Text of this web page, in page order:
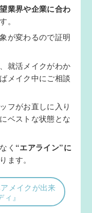
業界や企業に合わ
。
が変わるので証明
就活メイクがわか
メイク中にご相談
フがお直しに入り
ベストな状態とな
く “エアライン”に
ます。
メイクが出来
』